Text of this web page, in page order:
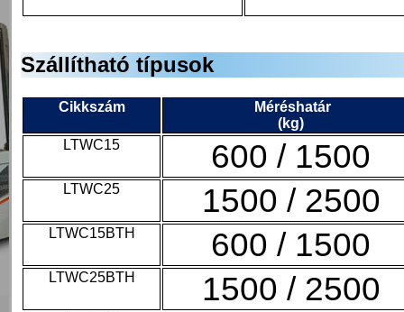
Szállítható típusok
Cikkszám
Méréshatár
(kg)
LTWC15
600 / 1500
LTWC25 1500 / 2500
LTWC15BTH 600 / 1500
LTWC25BTH 1500 / 2500